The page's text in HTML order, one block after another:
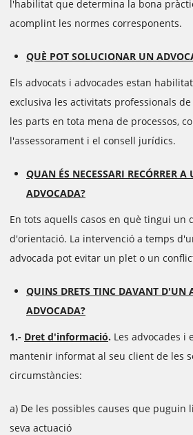
l'habilitat que determina la bona
acomplint les normes corresponents.
QUÈ POT SOLUCIONAR UN
Els advocats i advocades estan
exclusiva les activitats professionals
les parts en tota mena de processos,
l'assessorament i el consell jurídics.
QUAN ÉS NECESSARI RECÓRRER
ADVOCADA?
En tots aquells casos en què tingui
d'orientació. La intervenció a temps
advocada pot evitar un plet o un
QUINS DRETS TINC DAVANT D'UN
ADVOCADA?
1.- Dret d'informació. Les advocades i
mantenir informat al seu client de les
circumstàncies:
a) De les possibles causes que puguin
seva actuació